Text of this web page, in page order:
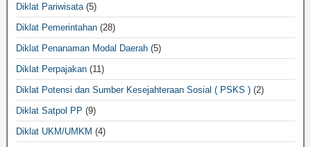
Diklat Pariwisata (5)
Diklat Pemerintahan (28)
Diklat Penanaman Modal Daerah (5)
Diklat Perpajakan (11)
Diklat Potensi dan Sumber Kesejahteraan Sosial ( PSKS ) (2)
Diklat Satpol PP (9)
Diklat UKM/UMKM (4)